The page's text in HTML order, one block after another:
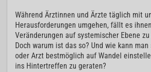
Während Ärztinnen und Ärzte täglich mit
Herausforderungen umgehen, fällt es
Veränderungen auf systemischer Ebene
Doch warum ist das so? Und wie kann
oder Arzt bestmöglich auf Wandel
ins Hintertreffen zu geraten?